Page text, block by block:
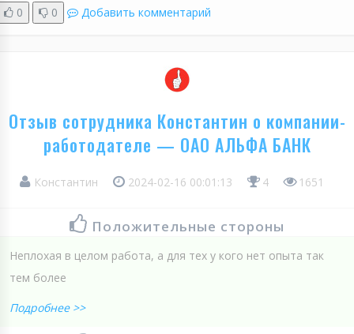
0 0 Добавить комментарий
Отзыв сотрудника Константин о компании-
работодателе — ОАО АЛЬФА БАНК
Константин 2024-02-16 00:01:13 4 1651
Положительные стороны
Неплохая в целом работа, а для тех у кого нет опыта так
тем более
Подробнее >>